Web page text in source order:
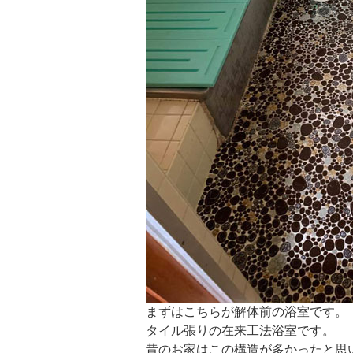
まずはこちらが解体前の浴室です。
タイル張りの在来工法浴室です。
昔のお家はこの構造が多かったと思